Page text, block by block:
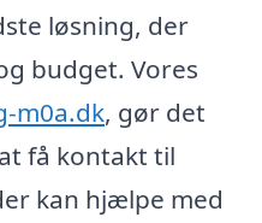
løsning, der
budget. Vores
m0a.dk, gør det
få kontakt til
kan hjælpe med